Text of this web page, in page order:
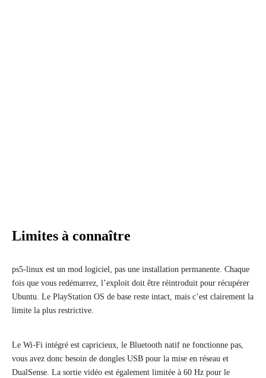
Limites à connaître
ps5-linux est un mod logiciel, pas une installation permanente. Chaque
fois que vous redémarrez, l’exploit doit être réintroduit pour récupérer
Ubuntu. Le PlayStation OS de base reste intact, mais c’est clairement la
limite la plus restrictive.
Le Wi-Fi intégré est capricieux, le Bluetooth natif ne fonctionne pas,
vous avez donc besoin de dongles USB pour la mise en réseau et
DualSense. La sortie vidéo est également limitée à 60 Hz pour le